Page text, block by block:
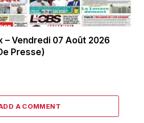
– Vendredi 07 Août 2026
Presse)
A COMMENT